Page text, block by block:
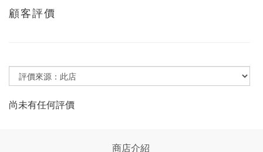
顧客評價
尚未有任何評價
商店介紹